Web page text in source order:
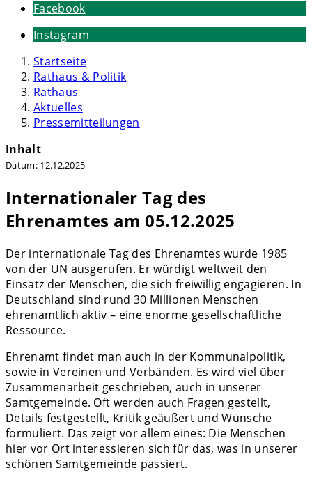
Facebook
Instagram
Startseite
Rathaus & Politik
Rathaus
Aktuelles
Pressemitteilungen
Inhalt
Datum: 12.12.2025
Internationaler Tag des
Ehrenamtes am 05.12.2025
Der internationale Tag des Ehrenamtes wurde 1985
von der UN ausgerufen. Er würdigt weltweit den
Einsatz der Menschen, die sich freiwillig engagieren. In
Deutschland sind rund 30 Millionen Menschen
ehrenamtlich aktiv – eine enorme gesellschaftliche
Ressource.
Ehrenamt findet man auch in der Kommunalpolitik,
sowie in Vereinen und Verbänden. Es wird viel über
Zusammenarbeit geschrieben, auch in unserer
Samtgemeinde. Oft werden auch Fragen gestellt,
Details festgestellt, Kritik geäußert und Wünsche
formuliert. Das zeigt vor allem eines: Die Menschen
hier vor Ort interessieren sich für das, was in unserer
schönen Samtgemeinde passiert.